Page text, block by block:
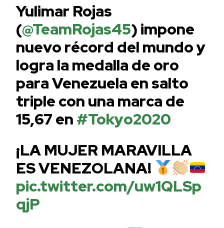
Yulimar Rojas
(@TeamRojas45) impone
nuevo récord del mundo y
logra la medalla de oro
para Venezuela en salto
triple con una marca de
15,67 en #Tokyo2020
¡LA MUJER MARAVILLA
ES VENEZOLANA!
pic.twitter.com/uw1QLSp
qjP